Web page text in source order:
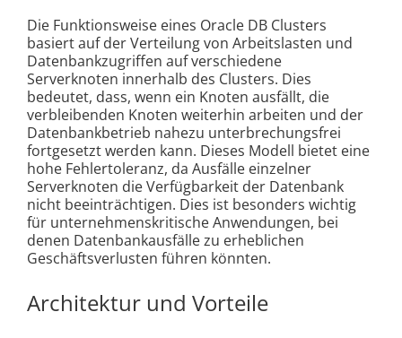
Die Funktionsweise eines Oracle DB Clusters
basiert auf der Verteilung von Arbeitslasten und
Datenbankzugriffen auf verschiedene
Serverknoten innerhalb des Clusters. Dies
bedeutet, dass, wenn ein Knoten ausfällt, die
verbleibenden Knoten weiterhin arbeiten und der
Datenbankbetrieb nahezu unterbrechungsfrei
fortgesetzt werden kann. Dieses Modell bietet eine
hohe Fehlertoleranz, da Ausfälle einzelner
Serverknoten die Verfügbarkeit der Datenbank
nicht beeinträchtigen. Dies ist besonders wichtig
für unternehmenskritische Anwendungen, bei
denen Datenbankausfälle zu erheblichen
Geschäftsverlusten führen könnten.
Architektur und Vorteile